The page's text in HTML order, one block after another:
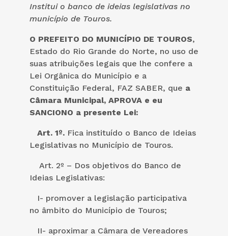
Institui o banco de ideias legislativas no
município de Touros.
O PREFEITO DO MUNICÍPIO DE TOUROS,
Estado do Rio Grande do Norte, no uso de
suas atribuições legais que lhe confere a
Lei Orgânica do Município e a
Constituição Federal, FAZ SABER, que a
Câmara Municipal, APROVA e eu
SANCIONO a presente Lei:
Art. 1º. Fica instituído o Banco de Ideias
Legislativas no Município de Touros.
Art. 2º – Dos objetivos do Banco de
Ideias Legislativas:
I- promover a legislação participativa
no âmbito do Município de Touros;
II- aproximar a Câmara de Vereadores